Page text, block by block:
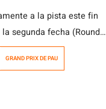
a la pista este fin
segunda fecha (Round
en esta oportunidad se
y mítico circuito de Pau,
de […]
GRAND PRIX DE PAU